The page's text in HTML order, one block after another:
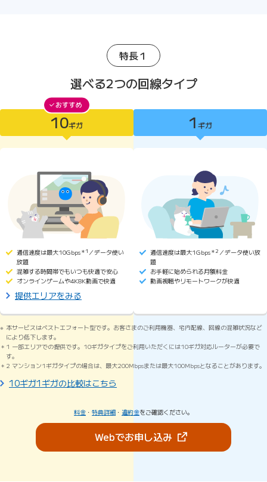
特長１
選べる2つの回線タイプ
10ギガがおすすめ
10ギガ 1 ギガ
通信速度は最大10Gbps＊1 ／データ使い
放題
混雑する時間帯でもいつも快適で安心
オンラインゲームや4K8K動画で快適
提供エリアをみる
通信速度は最大1Gbps＊2 ／データ使い放
題
お手軽に始められる月額料金
動画視聴やリモートワークが快適
本サービスはベストエフォート型です。お客さまのご利用機器、宅内配線、回線の混雑状況など
により低下します。
1 一部エリアでの提供です。10ギガタイプをご利用いただくには10ギガ対応ルーターが必要で
す。
2 マンション1ギガタイプの場合は、最大200Mbpsまたは最大100Mbpsとなることがあります。
10ギガ1ギガの比較はこちら
料金 ・ 特典詳細 ・ 違約金をご確認ください。
Webでお申し込み（新しいタブで開き